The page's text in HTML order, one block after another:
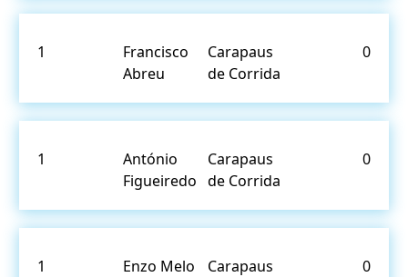
1
Francisco
Abreu
Carapaus
de Corrida
0
1
António
Figueiredo
Carapaus
de Corrida
0
1 Enzo Melo
Carapaus
0